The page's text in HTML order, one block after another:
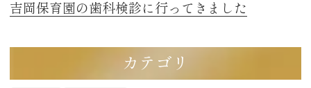
吉岡保育園の歯科検診に行ってきました
カテゴリ